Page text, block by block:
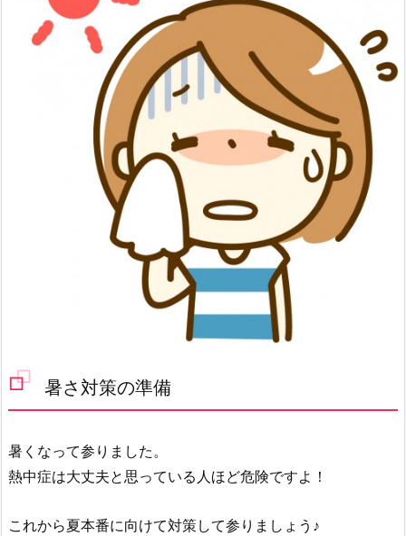
暑さ対策の準備
暑くなって参りました。
熱中症は大丈夫と思っている人ほど危険ですよ！
これから夏本番に向けて対策して参りましょう♪